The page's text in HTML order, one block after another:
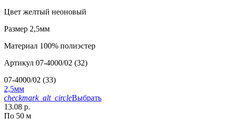
Цвет желтый неоновый
Размер 2,5мм
Материал 100% полиэстер
Артикул 07-4000/02 (32)
07-4000/02 (33)
2,5мм
checkmark_alt_circleВыбрать
13.08 р.
По 50 м